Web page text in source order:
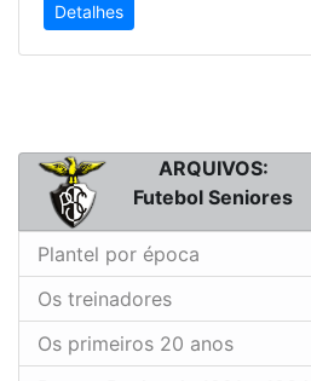
Detalhes
ARQUIVOS:
Futebol Seniores
Plantel por época
Os treinadores
Os primeiros 20 anos